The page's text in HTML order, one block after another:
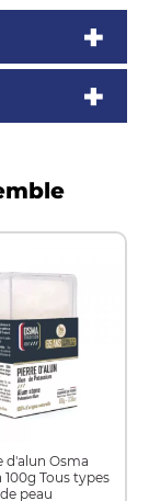
d'alun Osma
Tous types
de peau